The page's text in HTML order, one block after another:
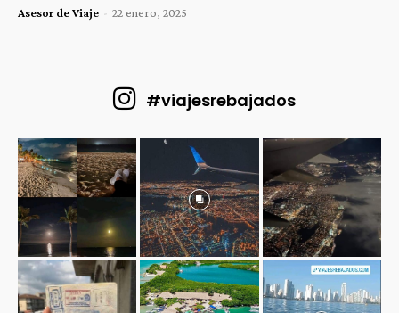
Asesor de Viaje - 22 enero, 2025
#viajesrebajados